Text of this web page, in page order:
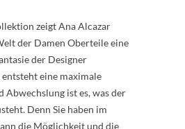
zeigt Ana Alcazar
der Damen Oberteile eine
der Designer
eine maximale
Abwechslung ist es, was der
Denn Sie haben im
die Möglichkeit und die